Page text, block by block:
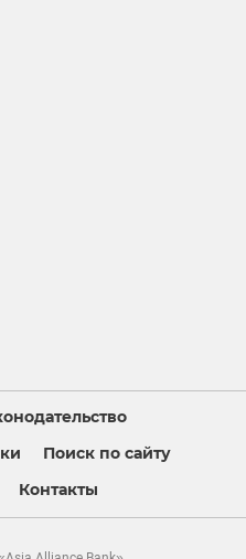
Поиск по сайту
Контакты